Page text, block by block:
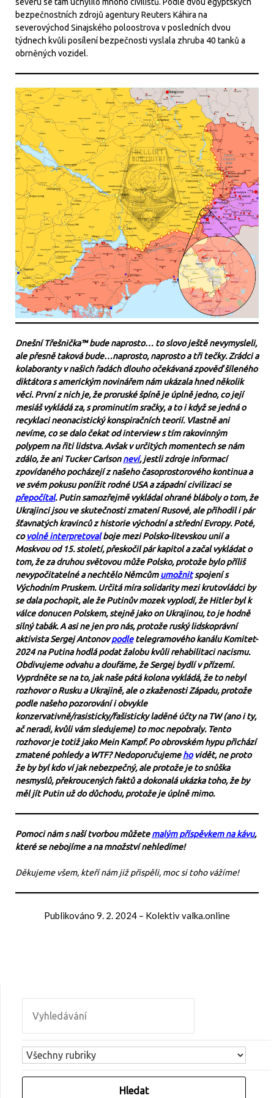
severu se tam uchýlilo mnoho civilistů. Podle dvou egyptských
bezpečnostních zdrojů agentury Reuters Káhira na
severovýchod Sinajského poloostrova v posledních dvou
týdnech kvůli posílení bezpečnosti vyslala zhruba 40 tanků a
obrněných vozidel.
Dnešní Třešnička™ bude naprosto… to slovo ještě nevymysleli,
ale přesně taková bude…naprosto, naprosto a tři tečky. Zrádci a
kolaboranty v našich řadách dlouho očekávaná zpověď šíleného
diktátora s americkým novinářem nám ukázala hned několik
věci. První z nich je, že proruské špíně je úplně jedno, co její
mesiáš vykládá za, s prominutím sračky, a to i když se jedná o
recyklaci neonacistický konspiračních teorií. Vlastně ani
nevíme, co se dalo čekat od interview s tím rakovinným
polypem na řiti lidstva. Avšak v určitých momentech se nám
zdálo, že ani Tucker Carlsonneví, jestli zdroje informací
zpovídaného pocházejí z našeho časoprostorového kontinua a
ve svém pokusu ponížit rodné USA a západní civilizaci se
přepočítal. Putin samozřejmě vykládal ohrané bláboly o tom, že
Ukrajinci jsou ve skutečnosti zmatení Rusové, ale přihodil i pár
šťavnatých kravinců z historie východní a střední Evropy. Poté,
covolně interpretovalboje mezi Polsko-litevskou unií a
Moskvou od 15. století, přeskočil pár kapitol a začal vykládat o
tom, že za druhou světovou může Polsko, protože bylo příliš
nevypočitatelné a nechtělo Němcůmumožnitspojení s
Východním Pruskem. Určitá míra solidarity mezi krutovládci by
se dala pochopit, ale že Putinův mozek vyplodí, že Hitler byl k
válce donucen Polskem, stejně jako on Ukrajinou, to je hodně
silný tabák. A asi ne jen pro nás, protože ruský lidskoprávní
aktivista Sergej Antonovpodletelegramového kanálu Komitet-
2024 na Putina hodlá podat žalobu kvůli rehabilitaci nacismu.
Obdivujeme odvahu a doufáme, že Sergej bydlí v přízemí.
Vyprdněte se na to, jak naše pátá kolona vykládá, že to nebyl
rozhovor o Rusku a Ukrajině, ale o zkaženosti Západu, protože
podle našeho pozorování i obvykle
konzervativně/rasisticky/fašisticky laděné účty na TW (ano i ty,
ač neradi, kvůli vám sledujeme) to moc nepobraly. Tento
rozhovor je totiž jako Mein Kampf. Po obrovském hypu přichází
zmatené pohledy a WTF? Nedoporučujemehovidět, ne proto
že by byl kdo ví jak nebezpečný, ale protože je to snůška
nesmyslů, překroucených faktů a dokonalá ukázka toho, že by
měl jít Putin už do důchodu, protože je úplně mimo.
Pomoci nám s naší tvorbou můžetemalým příspěvkem na kávu,
které se nebojíme a na množství nehledíme!
Děkujeme všem, kteří nám již přispěli, moc si toho vážíme!
Publikováno 9. 2. 2024 – Kolektiv valka.online